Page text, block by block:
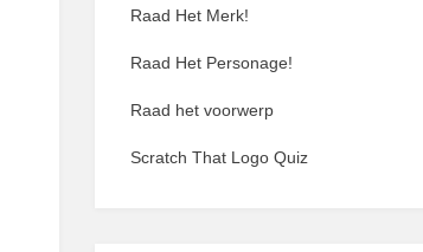
Raad Het Merk!
Raad Het Personage!
Raad het voorwerp
Scratch That Logo Quiz